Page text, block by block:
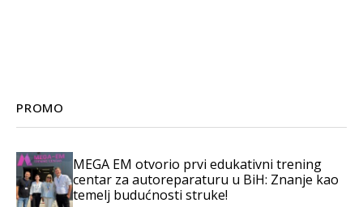
PROMO
MEGA EM otvorio prvi edukativni trening
centar za autoreparaturu u BiH: Znanje kao
temelj budućnosti struke!